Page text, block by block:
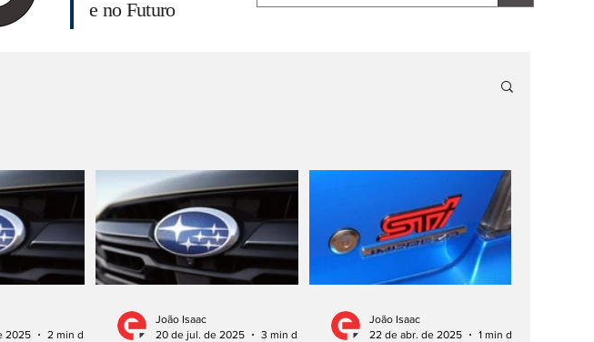
e no Futuro
2025
2 min de leitura
João Isaac
20 de jul. de 2025
3 min de leitura
João Isaac
22 de abr. de 2025